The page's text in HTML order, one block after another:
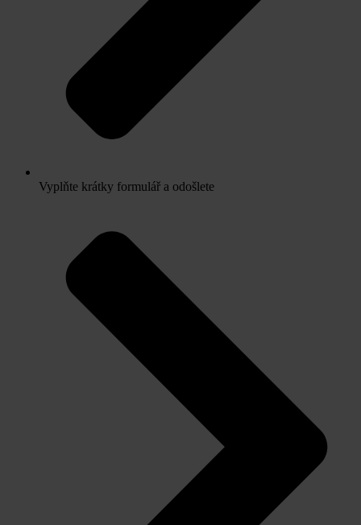
Vyplňte krátky formulář a odošlete